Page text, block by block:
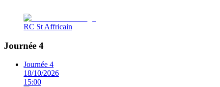
RC St Affricain
Journée 4
Journée 4
18/10/2026
15:00